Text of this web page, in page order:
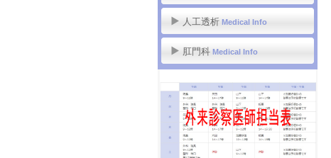
人工透析 Medical Info
肛門科 Medical Info